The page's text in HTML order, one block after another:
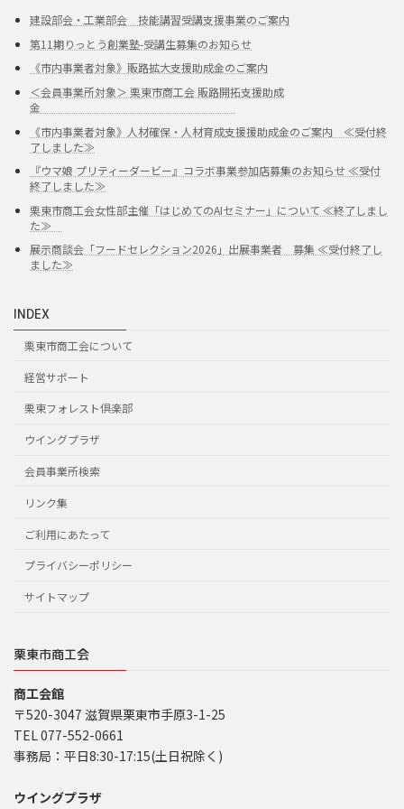
建設部会・工業部会 技能講習受講支援事業のご案内
第11期りっとう創業塾-受講生募集のお知らせ
《市内事業者対象》販路拡大支援助成金のご案内
＜会員事業所対象＞ 栗東市商工会 販路開拓支援助成
金
《市内事業者対象》人材確保・人材育成支援援助成金のご案内 ≪受付終
了しました≫
『ウマ娘 プリティーダービー』コラボ事業参加店募集のお知らせ ≪受付
終了しました≫
栗東市商工会女性部主催「はじめてのAIセミナー」について ≪終了しまし
た≫
展示商談会「フードセレクション2026」出展事業者 募集 ≪受付終了し
ました≫
INDEX
栗東市商工会について
経営サポート
栗東フォレスト倶楽部
ウイングプラザ
会員事業所検索
リンク集
ご利用にあたって
プライバシーポリシー
サイトマップ
栗東市商工会
商工会館
〒520-3047 滋賀県栗東市手原3-1-25
TEL 077-552-0661
事務局：平日8:30-17:15(土日祝除く)
ウイングプラザ